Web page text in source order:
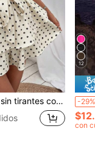
con estampado de lunares para vacaciones de mujer
12
-29%
con